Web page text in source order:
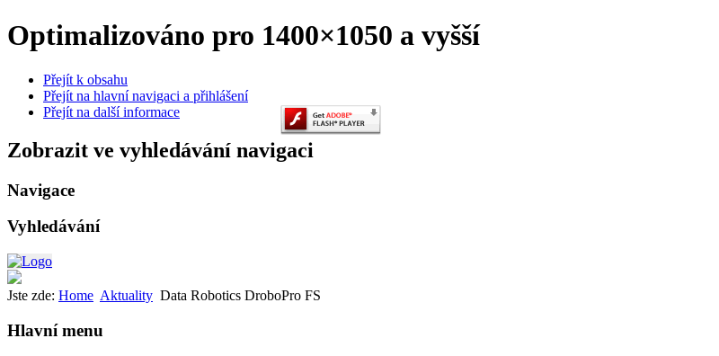
Optimalizováno pro 1400×1050 a vyšší
Přejít k obsahu
Přejít na hlavní navigaci a přihlášení
Přejít na další informace
Zobrazit ve vyhledávání navigaci
Navigace
Vyhledávání
Jste zde: Home Aktuality Data Robotics DroboPro FS
Hlavní menu